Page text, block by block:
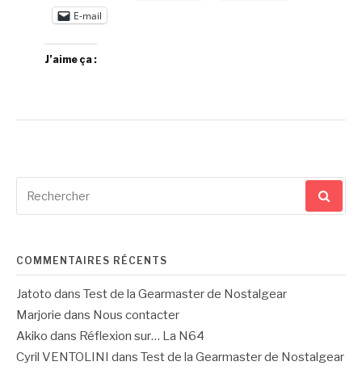
E-mail
J’aime ça :
pour
COMMENTAIRES RÉCENTS
Jatoto dans Test de la Gearmaster de Nostalgear
Marjorie dans Nous contacter
Akiko dans Réflexion sur… La N64
Cyril VENTOLINI dans Test de la Gearmaster de Nostalgear